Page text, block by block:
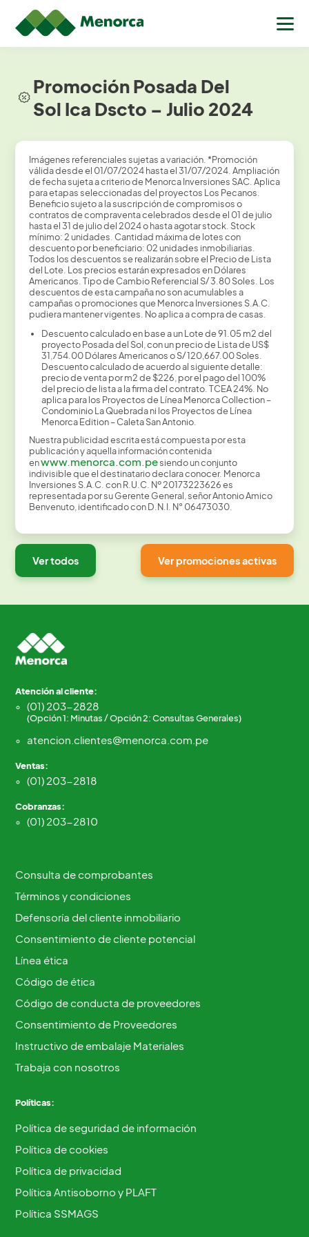
Promoción Posada Del
Sol Ica Dscto – Julio 2024
Imágenes referenciales sujetas a variación. *Promoción
válida desde el 01/07/2024 hasta el 31/07/2024. Ampliación
de fecha sujeta a criterio de Menorca Inversiones SAC. Aplica
para etapas seleccionadas del proyectos Los Pecanos.
Beneficio sujeto a la suscripción de compromisos o
contratos de compraventa celebrados desde el 01 de julio
hasta el 31 de julio del 2024 o hasta agotar stock. Stock
mínimo: 2 unidades. Cantidad máxima de lotes con
descuento por beneficiario: 02 unidades inmobiliarias.
Todos los descuentos se realizarán sobre el Precio de Lista
del Lote. Los precios estarán expresados en Dólares
Americanos. Tipo de Cambio Referencial S/ 3.80 Soles. Los
descuentos de esta campaña no son acumulables a
campañas o promociones que Menorca Inversiones S.A.C.
pudiera mantener vigentes. No aplica a compra de casas.
Descuento calculado en base a un Lote de 91.05 m2 del
proyecto Posada del Sol, con un precio de Lista de US$
31,754.00 Dólares Americanos o S/ 120,667.00 Soles.
Descuento calculado de acuerdo al siguiente detalle:
precio de venta por m2 de $226, por el pago del 100%
del precio de lista a la firma del contrato. TCEA 24%. No
aplica para los Proyectos de Línea Menorca Collection –
Condominio La Quebrada ni los Proyectos de Línea
Menorca Edition – Caleta San Antonio.
Nuestra publicidad escrita está compuesta por esta
publicación y aquella información contenida
enwww.menorca.com.pesiendo un conjunto
indivisible que el destinatario declara conocer. Menorca
Inversiones S.A.C. con R.U.C. Nº 20173223626 es
representada por su Gerente General, señor Antonio Amico
Benvenuto, identificado con D.N.I. N° 06473030.
Ver todos Ver promociones activas
Atención al cliente:
(01) 203-2828
(Opción 1: Minutas / Opción 2: Consultas Generales)
atencion.clientes@menorca.com.pe
Ventas:
(01) 203-2818
Cobranzas:
(01) 203-2810
Consulta de comprobantes
Términos y condiciones
Defensoría del cliente inmobiliario
Consentimiento de cliente potencial
Línea ética
Código de ética
Código de conducta de proveedores
Consentimiento de Proveedores
Instructivo de embalaje Materiales
Trabaja con nosotros
Políticas:
Política de seguridad de información
Política de cookies
Política de privacidad
Política Antisoborno y PLAFT
Política SSMAGS